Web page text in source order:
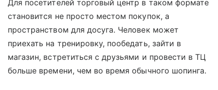
Для посетителей торговый центр в таком формате
становится не просто местом покупок, а
пространством для досуга. Человек может
приехать на тренировку, пообедать, зайти в
магазин, встретиться с друзьями и провести в ТЦ
больше времени, чем во время обычного шопинга.